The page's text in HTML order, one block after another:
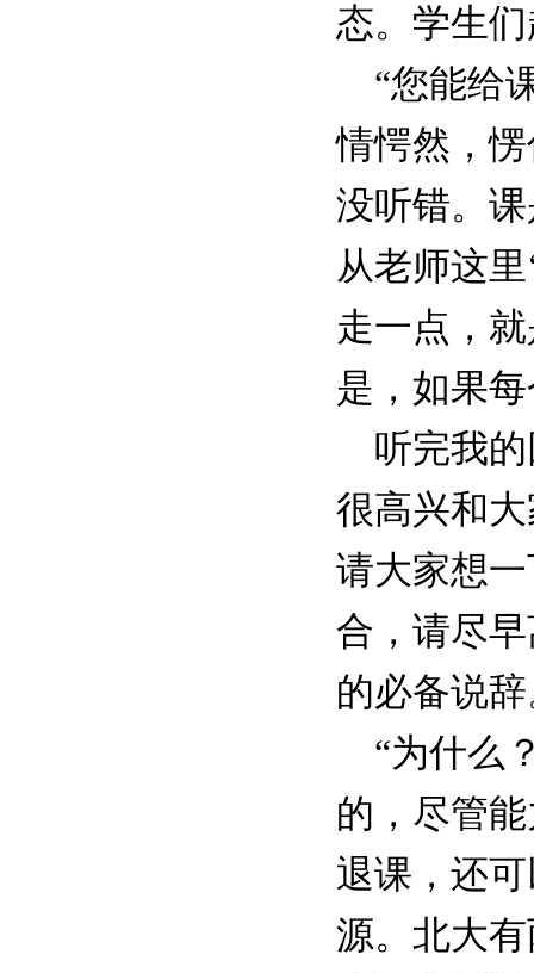
态。学生
“您能给
情愕然，
没听错。
从老师这
走一点，
是，如果
听完我的
很高兴和
请大家想
合，请尽
的必备说
“为什么
的，尽管
退课，还
源。北大